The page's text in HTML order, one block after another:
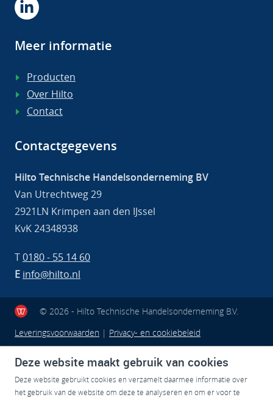
Meer informatie
Producten
Over Hilto
Contact
Contactgegevens
Hilto Technische Handelsonderneming BV
Van Utrechtweg 29
2921LN Krimpen aan den IJssel
KvK 24348938
T0180 - 55 14 60
E info@hilto.nl
© 2026 - Hilto Technische Handelsonderneming B.V.
Leveringsvoorwaarden | Privacy- en cookiebeleid
Deze website maakt gebruik van cookies
Deze website gebruikt cookies en verzamelt daarmee informatie over
het gebruik van de website om deze te analyseren en om er voor te